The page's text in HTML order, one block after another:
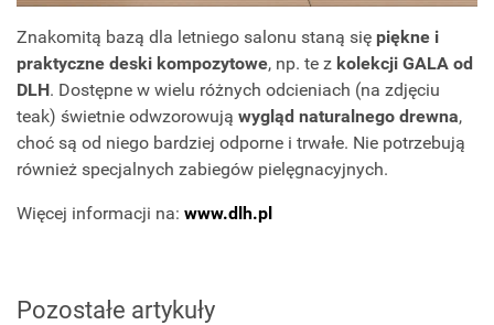
Znakomitą bazą dla letniego salonu staną się piękne i
praktyczne deski kompozytowe, np. te z kolekcji GALA od
DLH. Dostępne w wielu różnych odcieniach (na zdjęciu
teak) świetnie odwzorowują wygląd naturalnego drewna,
choć są od niego bardziej odporne i trwałe. Nie potrzebują
również specjalnych zabiegów pielęgnacyjnych.
Więcej informacji na: www.dlh.pl
Pozostałe artykuły